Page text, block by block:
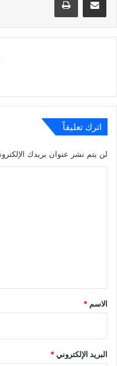
اترك تعليقاً
لن يتم نشر عنوان بريدك
*
الاسم *
البريد الإلكتروني*